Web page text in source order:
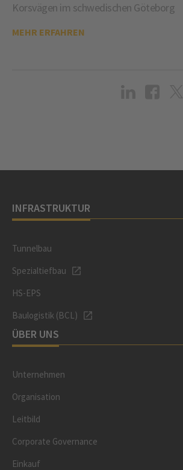
Korsvägen im schwedischen Göteborg
MEHR ERFAHREN
INFRASTRUKTUR
Tunnelbau
Spezialtiefbau
HS-EPS
Baulogistik (BCL)
ÜBER UNS
Unternehmen
Organisation
Leitbild
Corporate Governance
Einkauf